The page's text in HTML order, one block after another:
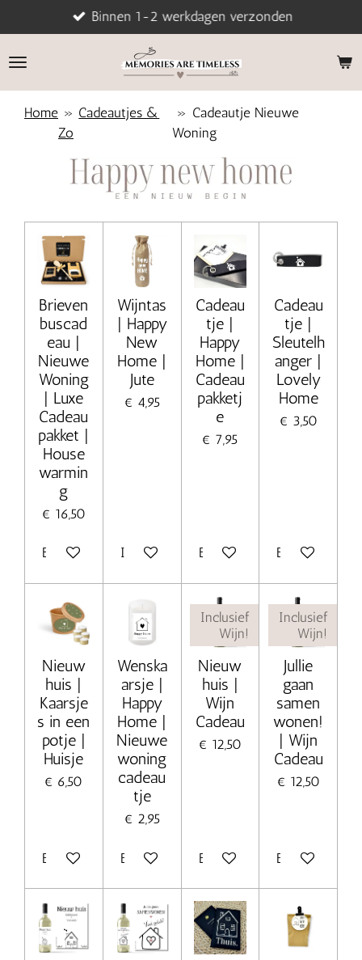
direct
naar
Binnen 1-2 werkdagen verzonden
Home » Cadeautjes &
Zo
» Cadeautje Nieuwe
Woning
Brieven
buscad
eau |
Nieuwe
Woning
| Luxe
Cadeau
pakket |
House
warmin
g
€ 16,50
Bekijk details
Wijntas
| Happy
New
Home |
Jute
€ 4,95
In winkelwagen
Cadeau
tje |
Happy
Home |
Cadeau
pakketj
e
€ 7,95
Bekijk details
Cadeau
tje |
Sleutelh
anger |
Lovely
Home
€ 3,50
Bekijk details
Nieuw
huis |
Kaarsje
s in een
potje |
Huisje
€ 6,50
Bekijk details
Wenska
arsje |
Happy
Home |
Nieuwe
woning
cadeau
tje
€ 2,95
Bekijk details
Inclusief
Wijn!
Nieuw
huis |
Wijn
Cadeau
€ 12,50
Bekijk details
Inclusief
Wijn!
Jullie
gaan
samen
wonen!
| Wijn
Cadeau
€ 12,50
Bekijk details